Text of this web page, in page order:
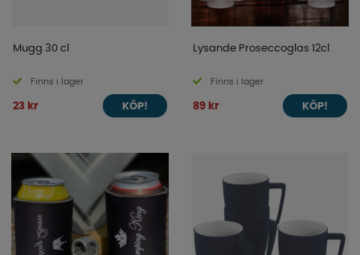
Mugg 30 cl
Finns i lager
23 kr KÖP!
Lysande Proseccoglas 12cl
Finns i lager
89 kr KÖP!